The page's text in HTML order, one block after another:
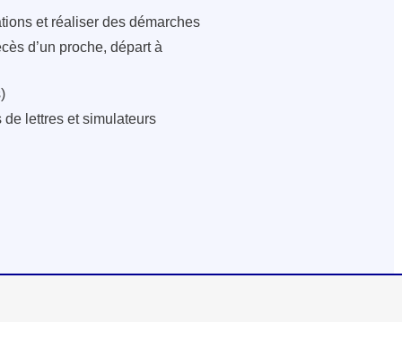
et réaliser des démarches
d’un proche, départ à
lettres et simulateurs